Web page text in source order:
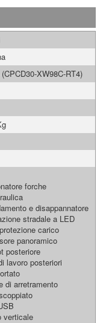
XW98C-RT4)
forche
e disappannatore
stradale a LED
carico
panoramico
posteriore
lavoro posteriori
di arretramento
verticale